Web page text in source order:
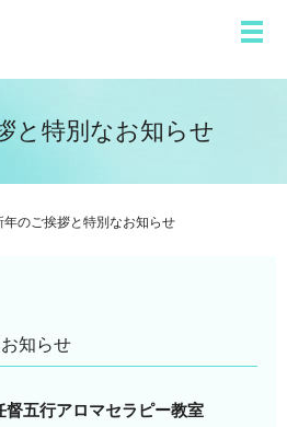
メ
と特別なお知らせ
年のご挨拶と特別なお知らせ
知らせ
五行アロマセラピー教室